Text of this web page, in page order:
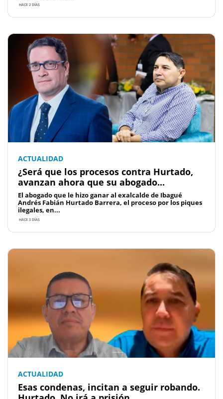
HACE 2 DÍAS
ACTUALIDAD
¿Será que los procesos contra Hurtado,
avanzan ahora que su abogado...
El abogado que le hizo ganar al exalcalde de Ibagué
Andrés Fabián Hurtado Barrera, el proceso por los piques
ilegales, en...
HACE 3 DÍAS
ACTUALIDAD
Esas condenas, incitan a seguir robando.